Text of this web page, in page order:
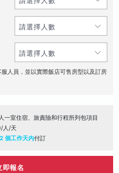
人員，並以實際飯店可售房型以及訂房
一室住宿、旅責險和行程所列包項目
人/天
2 個工作天內付訂
即報名